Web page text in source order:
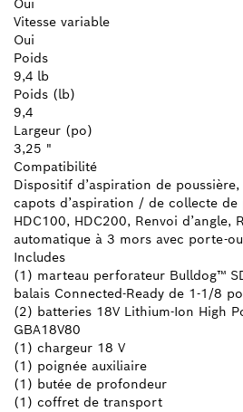
Oui
Vitesse variable
Oui
Poids
9,4 lb
Poids (lb)
9,4
Largeur (po)
3,25 "
Compatibilité
Dispositif d’aspiration de poussière,
capots d’aspiration / de collecte de
HDC100, HDC200, Renvoi d’angle,
automatique à 3 mors avec porte-
Includes
(1) marteau perforateur Bulldog™
balais Connected-Ready de 1-1/8
(2) batteries 18V Lithium-Ion High
GBA18V80
(1) chargeur 18 V
(1) poignée auxiliaire
(1) butée de profondeur
(1) coffret de transport